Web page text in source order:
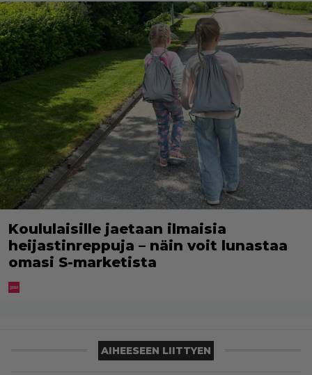
Koululaisille jaetaan ilmaisia
heijastinreppuja – näin voit lunastaa
omasi S-marketista
AIHEESEEN LIITTYEN